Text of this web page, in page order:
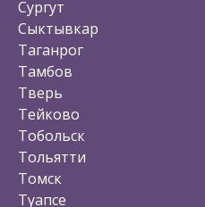
Сургут
Сыктывкар
Таганрог
Тамбов
Тверь
Тейково
Тобольск
Тольятти
Томск
Туапсе